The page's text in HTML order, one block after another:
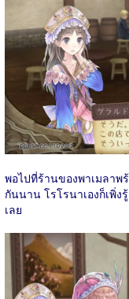
พอไปที่ร้านของพาเมลาพ
กันนาน โรโรนาเองก็เพิ่ง
เลย